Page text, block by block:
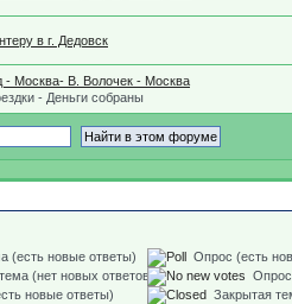
в г. Дедовск
- Москва- В. Волочек - Москва
- Деньги собраны
(есть новые ответы)
(нет новых ответов)
новые ответы)
Опрос (есть
Опрос
Закрытая